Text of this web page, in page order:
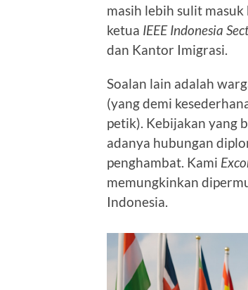
masih lebih sulit
ketua IEEE Indonesia
dan Kantor Imigrasi.
Soalan lain adalah
(yang demi
petik). Kebijakan yang
adanya hubungan
penghambat. Kami
memungkinkan
Indonesia.